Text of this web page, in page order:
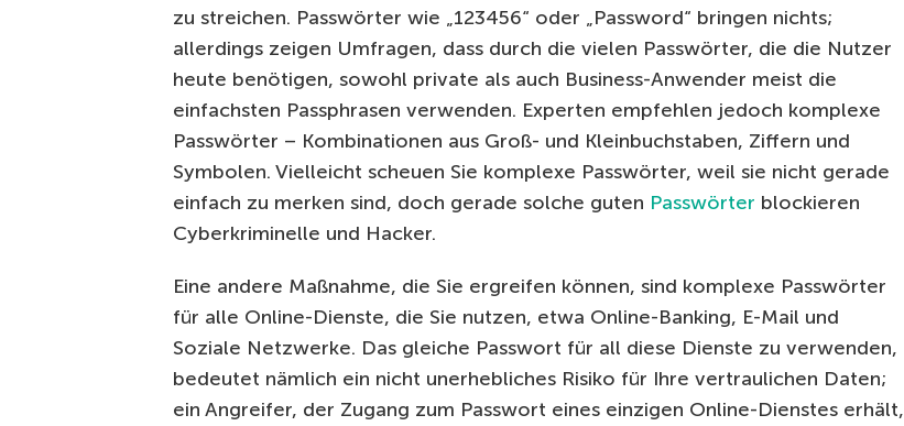
zu streichen. Passwörter wie „123456“ oder „Password“ bringen nichts;
allerdings zeigen Umfragen, dass durch die vielen Passwörter, die die Nutzer
heute benötigen, sowohl private als auch Business-Anwender meist die
einfachsten Passphrasen verwenden. Experten empfehlen jedoch komplexe
Passwörter – Kombinationen aus Groß- und Kleinbuchstaben, Ziffern und
Symbolen. Vielleicht scheuen Sie komplexe Passwörter, weil sie nicht gerade
einfach zu merken sind, doch gerade solche guten Passwörter blockieren
Cyberkriminelle und Hacker.
Eine andere Maßnahme, die Sie ergreifen können, sind komplexe Passwörter
für alle Online-Dienste, die Sie nutzen, etwa Online-Banking, E-Mail und
Soziale Netzwerke. Das gleiche Passwort für all diese Dienste zu verwenden,
bedeutet nämlich ein nicht unerhebliches Risiko für Ihre vertraulichen Daten;
ein Angreifer, der Zugang zum Passwort eines einzigen Online-Dienstes erhält,